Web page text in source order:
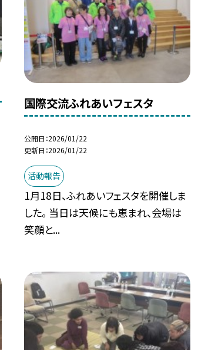
国際交流ふれあいフェスタ
公開日 2026/01/22
更新日 2026/01/22
活動報告
1月18日、ふれあいフェスタを開催しま
した。 当日は天候にも恵まれ、会場は
笑顔と...